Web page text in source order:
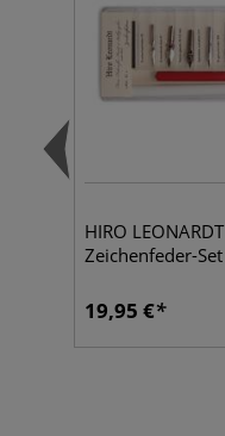
HIRO LEONARDT
Zeichenfeder-Set
19,95 €